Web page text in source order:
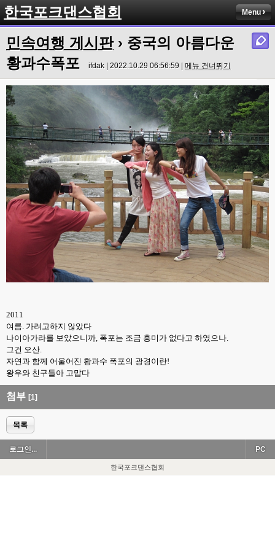
한국포크댄스협회 Menu
민속여행 게시판› 중국의 아름다운
황과수폭포
ifdak | 2022.10.29 06:56:59 | 메뉴 건너뛰기
2011
여름. 가려고하지 않았다
나이아가라를 보았으니까, 폭포는 조금 흥미가 없다고 하였으나.
그건 오산.
자연과 함께 어울어진 황과수 폭포의 광경이란!
왕우와 친구들아 고맙다
첨부 [1]
목록
로그인... PC
한국포크댄스협회